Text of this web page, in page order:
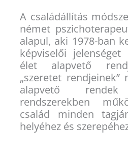
A családállítás
német
alapul, aki 1978-ban
képviselői
élet alapvető
„szeretet rendjeinek”
alapvető
rendszerekben
család minden
helyéhez és